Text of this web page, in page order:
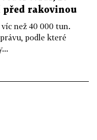
rakovinou
než 40 000 tun.
podle které